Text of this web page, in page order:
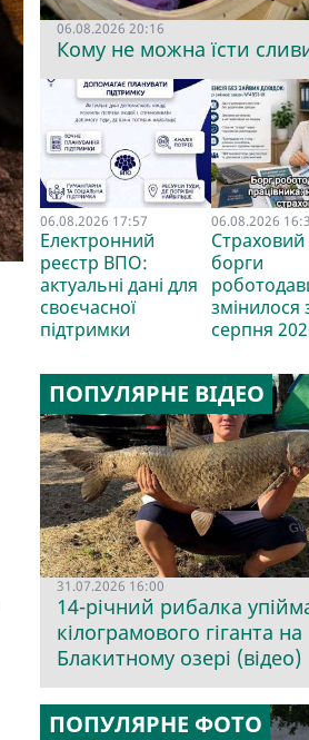
06.08.2026 20:16
Кому не можна їсти
06.08.2026 17:57
Електронний
реєстр ВПО:
актуальні дані для
своєчасної
підтримки
06.08.2026
Страховий
борги
змінилося
серпня
ПОПУЛЯРНЕ ВІДЕО
31.07.2026 16:00
14-річний рибалка
кілограмового гіганта на
Блакитному озері (відео)
ПОПУЛЯРНЕ ФОТО